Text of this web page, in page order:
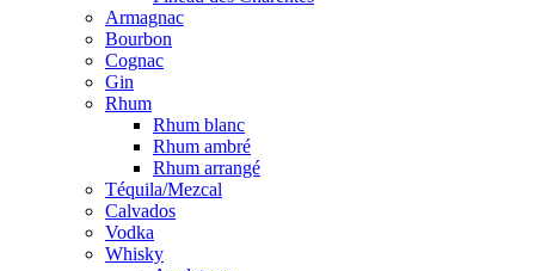
Armagnac
Bourbon
Cognac
Gin
Rhum
Rhum blanc
Rhum ambré
Rhum arrangé
Téquila/Mezcal
Calvados
Vodka
Whisky